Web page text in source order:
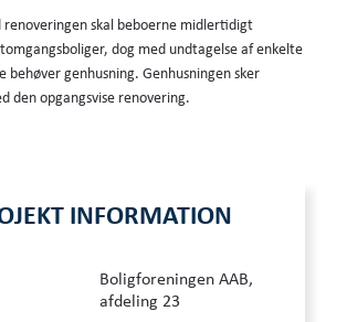
renoveringen skal beboerne midlertidigt
tomgangsboliger, dog med undtagelse af enkelte
behøver genhusning. Genhusningen sker
den opgangsvise renovering.
INFORMATION
Boligforeningen AAB,
afdeling 23